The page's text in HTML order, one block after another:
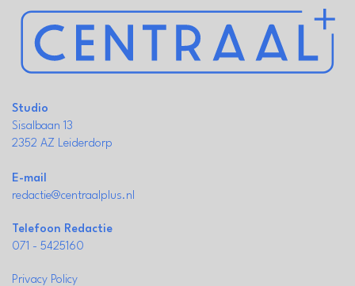
Studio
Sisalbaan 13
2352 AZ Leiderdorp
E-mail
redactie@centraalplus.nl
Telefoon Redactie
071 - 5425160
Privacy Policy